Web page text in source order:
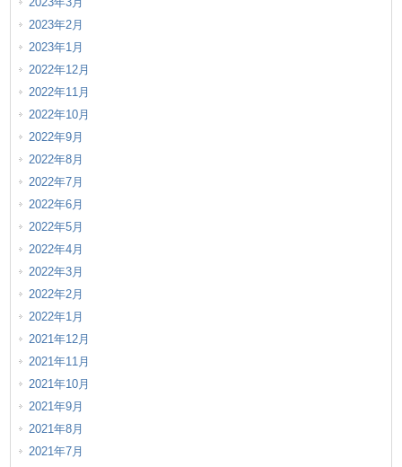
2023年2月
2023年1月
2022年12月
2022年11月
2022年10月
2022年9月
2022年8月
2022年7月
2022年6月
2022年5月
2022年4月
2022年3月
2022年2月
2022年1月
2021年12月
2021年11月
2021年10月
2021年9月
2021年8月
2021年7月